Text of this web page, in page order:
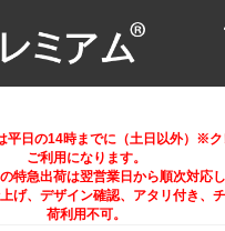
平日の14時までに（土日以外）※
ご利用になります。
特急出荷は翌営業日から順次対応し
げ、デザイン確認、アタリ付き、
荷利用不可。